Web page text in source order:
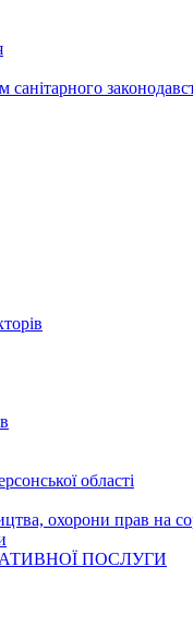
області
охорони прав на
ПОСЛУГИ